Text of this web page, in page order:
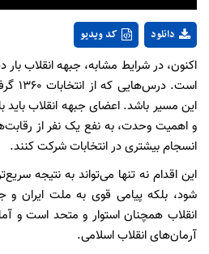
کد ویدیو دانلود
اکنون، در شرایط مشابه، جبهه انقلاب
است.
این مسیر باشد. اعضای جبهه انقلاب
و اهمیت وحدت، به نفع یک نفر از
انسجام بیشتری در انتخابات شرکت کنند.
این اقدام نه تنها می‌تواند به نتیجه
شود، بلکه پیامی قوی به ملت ایران و
انقلاب همچنان استوار و متحد است و
آرمان‌های انقلاب اسلامی.